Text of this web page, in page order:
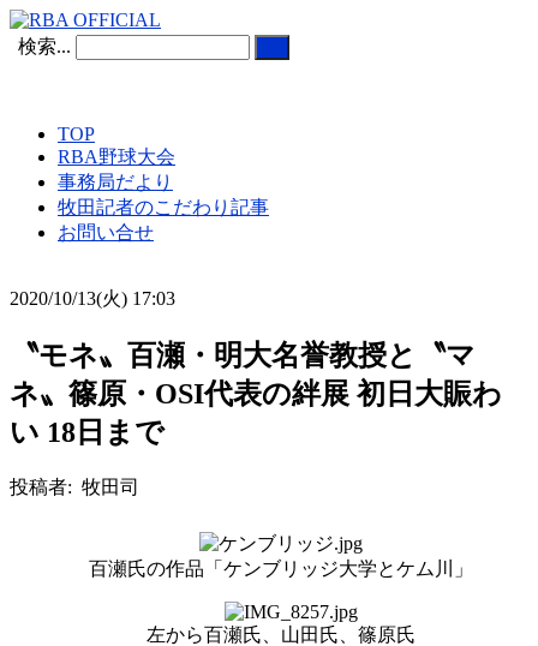
検索...
TOP
RBA野球大会
事務局だより
牧田記者のこだわり記事
お問い合せ
2020/10/13(火) 17:03
〝モネ〟百瀬・明大名誉教授と〝マ
ネ〟篠原・OSI代表の絆展 初日大賑わ
い 18日まで
投稿者: 牧田司
百瀬氏の作品「ケンブリッジ大学とケム川」
左から百瀬氏、山田氏、篠原氏